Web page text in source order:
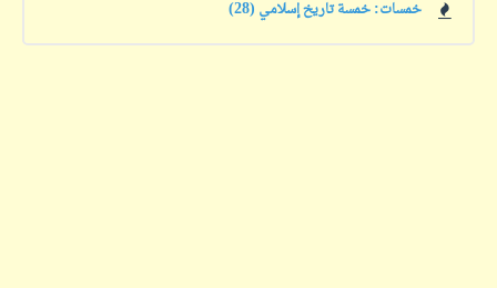
خمسات: خمسة تاريخ إسلامي (28)